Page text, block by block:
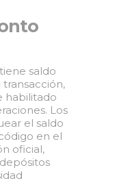
saldo
habilitado
Los
el saldo
en el
oficial,